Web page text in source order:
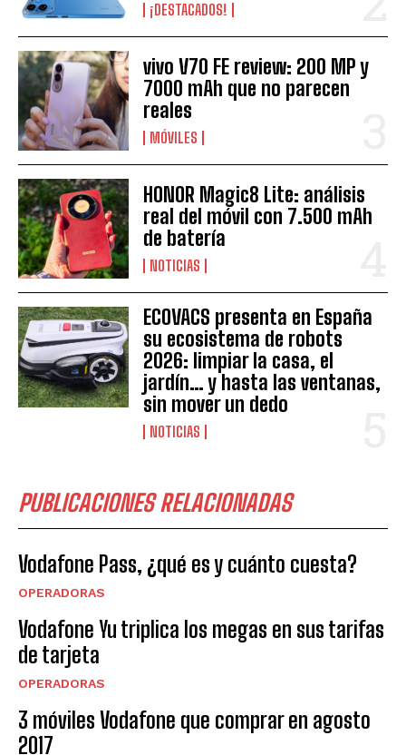
¡DESTACADOS!
vivo V70 FE review: 200 MP y
7000 mAh que no parecen
reales
MÓVILES
HONOR Magic8 Lite: análisis
real del móvil con 7.500 mAh
de batería
NOTICIAS
ECOVACS presenta en España
su ecosistema de robots
2026: limpiar la casa, el
jardín… y hasta las ventanas,
sin mover un dedo
NOTICIAS
PUBLICACIONES RELACIONADAS
Vodafone Pass, ¿qué es y cuánto cuesta?
OPERADORAS
Vodafone Yu triplica los megas en sus tarifas
de tarjeta
OPERADORAS
3 móviles Vodafone que comprar en agosto
2017